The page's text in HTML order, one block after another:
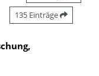
135 Einträge